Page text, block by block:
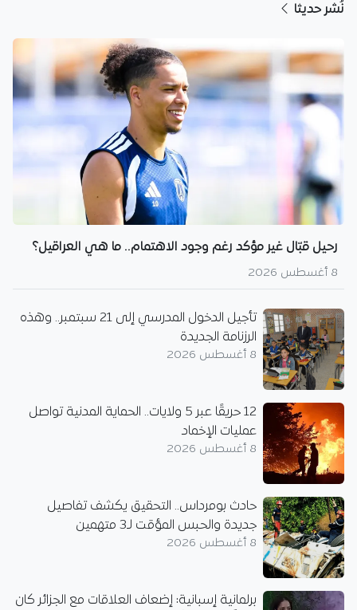
نُشر حديثا
رحيل قبّال غير مؤكد رغم وجود الاهتمام.. ما هي العراقيل؟
8 أغسطس 2026
تأجيل الدخول المدرسي إلى 21 سبتمبر.. وهذه
الرزنامة الجديدة
8 أغسطس 2026
12 حريقًا عبر 5 ولايات.. الحماية المدنية تواصل
عمليات الإخماد
8 أغسطس 2026
حادث بومرداس.. التحقيق يكشف تفاصيل
جديدة والحبس المؤقت لـ3 متهمين
8 أغسطس 2026
برلمانية إسبانية: إضعاف العلاقات مع الجزائر كان